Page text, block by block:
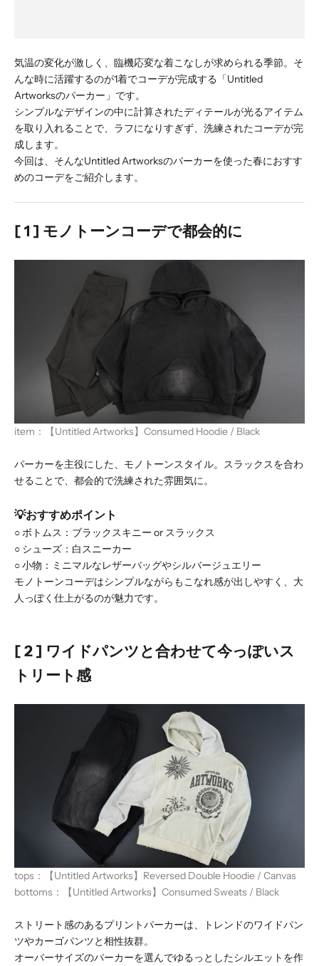
気温の変化が激しく、臨機応変な着こなしが求められる季節。そ
んな時に活躍するのが1着でコーデが完成する「Untitled
Artworksのパーカー」です。
シンプルなデザインの中に計算されたディテールが光るアイテム
を取り入れることで、ラフになりすぎず、洗練されたコーデが完
成します。
今回は、そんなUntitled Artworksのパーカーを使った春におすす
めのコーデをご紹介します。
[ 1 ] モノトーンコーデで都会的に
item： 【Untitled Artworks】Consumed Hoodie / Black
パーカーを主役にした、モノトーンスタイル。スラックスを合わ
せることで、都会的で洗練された雰囲気に。
💡おすすめポイント
○ボトムス：ブラックスキニー or スラックス
○ シューズ：白スニーカー
○小物：ミニマルなレザーバッグやシルバージュエリー
モノトーンコーデはシンプルながらもこなれ感が出しやすく、大
人っぽく仕上がるのが魅力です。
[ 2 ] ワイドパンツと合わせて今っぽいス
トリート感
tops：
【Untitled Artworks】Reversed Double Hoodie / Canvas
bottoms：
【Untitled Artworks】Consumed Sweats / Black
ストリート感のあるプリントパーカーは、トレンドのワイドパン
ツやカーゴパンツと相性抜群。
オーバーサイズのパーカーを選んでゆるっとしたシルエットを作